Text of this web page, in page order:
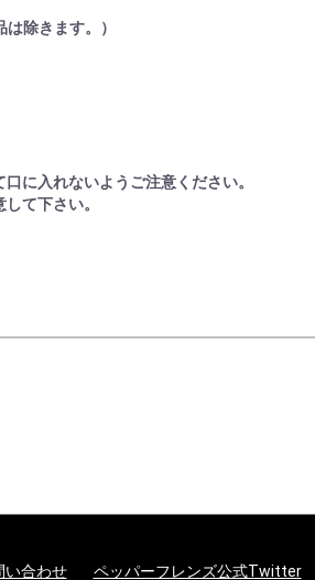
除きます。）
に入れないようご注意ください。
て下さい。
い合わせ ペッパーフレンズ公式Twitter